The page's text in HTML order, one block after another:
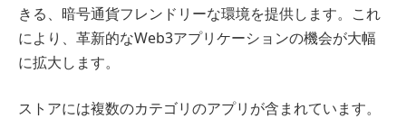
きる、暗号通貨フレンドリーな環境を提供します。これ
により、革新的なWeb3アプリケーションの機会が大幅
に拡大します。
ストアには複数のカテゴリのアプリが含まれています。